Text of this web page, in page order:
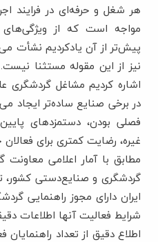
هر شغل و حرفه‌ای در فرایند
مواجه است که از
پیش‌تر از آن یادکردیم نشأت
نیز از این مقوله مستثنا
اشاره کردیم مشاغل
در برخی صنایع ساده‌تر ایجاد
فصلی بودن، دستمزدهای
غیره، رضایت کمتری برای
مطابق با آمار اعلامی
گردشگری و صنایع‌دستی کشور،
ایران دارای مجوز راهنمایی
شرایط فعالیت آنها
اطلاع دقیق از تعداد